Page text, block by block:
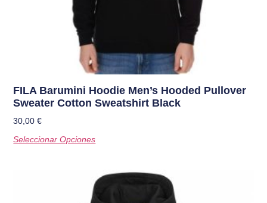
FILA Barumini Hoodie Men’s Hooded Pullover
Sweater Cotton Sweatshirt Black
30,00€
Seleccionar Opciones